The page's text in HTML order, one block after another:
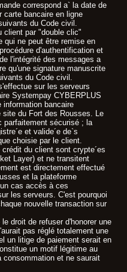
correspond a` la date de
carte bancaire en ligne
du Code civil.
client par "double clic"
qui ne peut être remise en
d'authentification et
l'intégrité des messages a
qu'une signature manuscrite
du Code civil.
sur les serveurs
Systempay CYBERPLUS
information bancaire
du Fort des Rousses. Le
parfaitement sécurisé ; la
et valide´e de`s
choisie par le client.
du client sont crypte´es
Layer) et ne transitent
est directement effectué
et la plateforme
cas accès à ces
les serveurs. C'est pourquoi
nouvelle transaction sur
droit de refuser d'honorer une
pas réglé totalement une
un litige de paiement serait en
un motif légitime au
consommation et ne saurait